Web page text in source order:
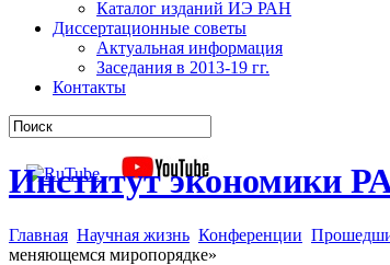
Каталог изданий ИЭ РАН
Диссертационные советы
Актуальная информация
Заседания в 2013-19 гг.
Контакты
Институт экономики
Главная Научная жизнь Конференции
меняющемся миропорядке»